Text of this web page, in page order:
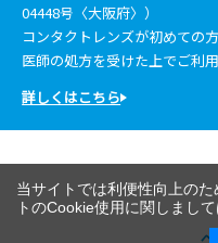
04448号〈大阪府〉）
コンタクトレンズが初めての
医師の処方を受けた上でご利用
詳しくはこちら
当サイトでは利便性向上の
トのCookie使用に関しまして